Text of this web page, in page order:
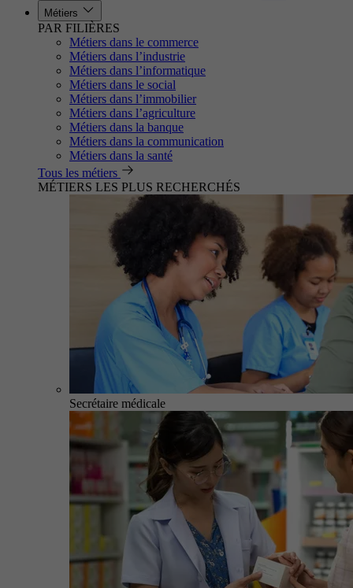
Métiers
PAR FILIÈRES
Métiers dans le commerce
Métiers dans l’industrie
Métiers dans l’informatique
Métiers dans le social
Métiers dans l’immobilier
Métiers dans l’agriculture
Métiers dans la banque
Métiers dans la communication
Métiers dans la santé
Tous les métiers
MÉTIERS LES PLUS RECHERCHÉS
Secrétaire médicale